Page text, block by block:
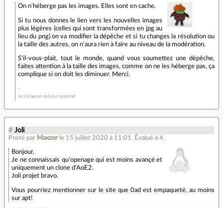
On n'héberge pas les images. Elles sont en cache.
Si tu nous donnes le lien vers les nouvelles images
plus légères (celles qui sont transformées en jpg au
lieu du png) on va modifier la dépêche et si tu changes la résolution ou
la taille des autres, on n'aura rien à faire au niveau de la modération.
S'il-vous-plait, tout le monde, quand vous soumettez une dépêche,
faites attention à la taille des images, comme on ne les héberge pas, ça
complique si on doit les diminuer. Merci.
Je n’ai aucun avis sur systemd
# Joli
Posté par Maxzor le 15 juillet 2020 à 11:01 . Évalué à 4.
Bonjour,
Je ne connaissais qu'openage qui est moins avançé et
uniquement un clone d'AoE2.
Joli projet bravo.
Vous pourriez mentionner sur le site que 0ad est empaqueté, au moins
sur apt!